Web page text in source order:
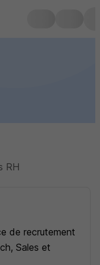
RH
de recrutement
Sales et